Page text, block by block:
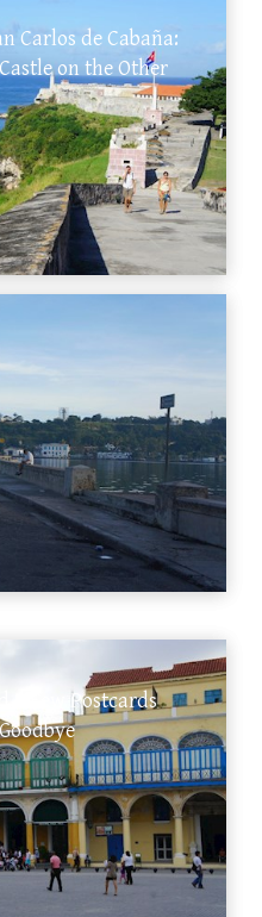
Carlos de Cabaña:
on the Other
a Few Postcards